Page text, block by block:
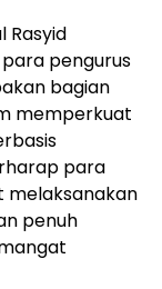
Rasyid
pengurus
bagian
memperkuat
para
melaksanakan
penuh